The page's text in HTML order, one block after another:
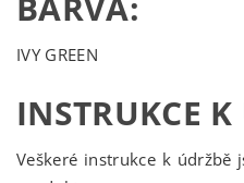
IVY GREEN
INSTRUKCE
Veškeré instrukce k